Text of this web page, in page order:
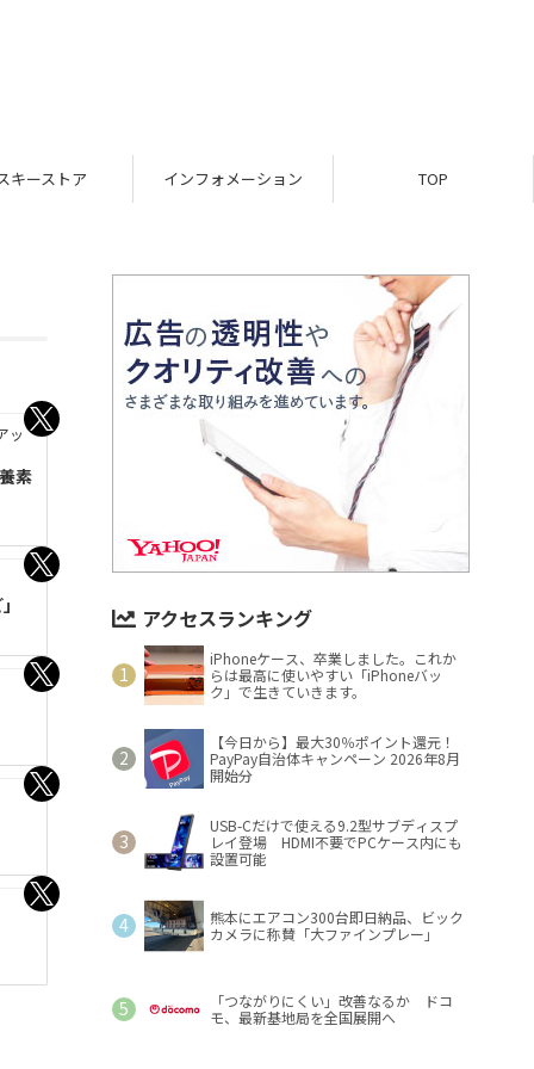
キーストア インフォメーション TOP
ッ
素
アクセスランキング
iPhoneケース、卒業しました。これか
らは最高に使いやすい「iPhoneバッ
ク」で生きていきます。
【今日から】最大30％ポイント還元！
PayPay自治体キャンペーン 2026年8月
開始分
USB-Cだけで使える9.2型サブディスプ
レイ登場 HDMI不要でPCケース内にも
設置可能
熊本にエアコン300台即日納品、ビック
カメラに称賛「大ファインプレー」
「つながりにくい」改善なるか ドコ
モ、最新基地局を全国展開へ